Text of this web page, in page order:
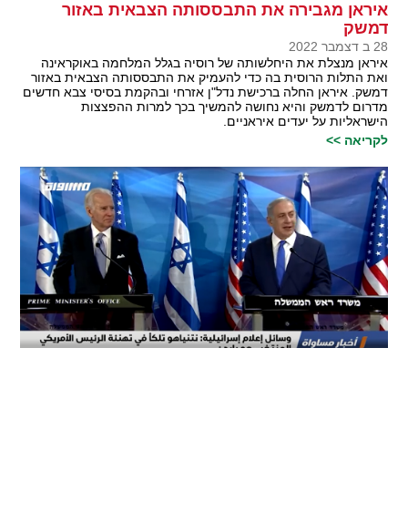
איראן מגבירה את התבססותה הצבאית באזור
דמשק
28 ב דצמבר 2022
איראן מנצלת את היחלשותה של רוסיה בגלל המלחמה באוקראינה
ואת התלות הרוסית בה כדי להעמיק את התבססותה הצבאית באזור
דמשק. איראן החלה ברכישת נדל"ן אזרחי ובהקמת בסיסי צבא חדשים
מדרום לדמשק והיא נחושה להמשיך בכך למרות ההפצצות
הישראליות על יעדים איראניים.
לקריאה >>